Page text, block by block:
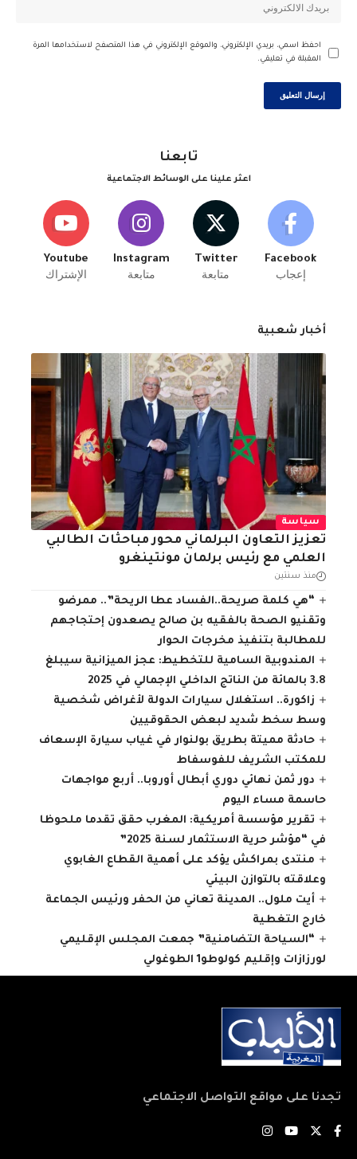
احفظ اسمي، بريدي الإلكتروني، والموقع الإلكتروني في هذا المتصفح لاستخدامها المرة
المقبلة في تعليقي.
تابعنا
اعثر علينا على الوسائط الاجتماعية
Facebook
إعجاب
Twitter
متابعة
Instagram
متابعة
Youtube
الإشتراك
أخبار شعبية
سياسة
تعزيز التعاون البرلماني محور مباحثات الطالبي
العلمي مع رئيس برلمان مونتينغرو
منذ سنتين
“هي كلمة صريحة..الفساد عطا الريحة”.. ممرضو
وتقنيو الصحة بالفقيه بن صالح يصعدون إحتجاجهم
للمطالبة بتنفيذ مخرجات الحوار
المندوبية السامية للتخطيط: عجز الميزانية سيبلغ
3.8 بالمائة من الناتج الداخلي الإجمالي في 2025
زاكورة.. استغلال سيارات الدولة لأغراض شخصية
وسط سخط شديد لبعض الحقوقيين
حادثة مميتة بطريق بولنوار في غياب سيارة الإسعاف
للمكتب الشريف للفوسفاط
دور ثمن نهائي دوري أبطال أوروبا.. أربع مواجهات
حاسمة مساء اليوم
تقرير مؤسسة أمريكية: المغرب حقق تقدما ملحوظا
في “مؤشر حرية الاستثمار لسنة 2025”
منتدى بمراكش يؤكد على أهمية القطاع الغابوي
وعلاقته بالتوازن البيئي
أيت ملول.. المدينة تعاني من الحفر ورئيس الجماعة
خارج التغطية
“السياحة التضامنية” جمعت المجلس الإقليمي
لورزازات وإقليم كولوطو1 الطوغولي
تجدنا على مواقع التواصل الاجتماعي